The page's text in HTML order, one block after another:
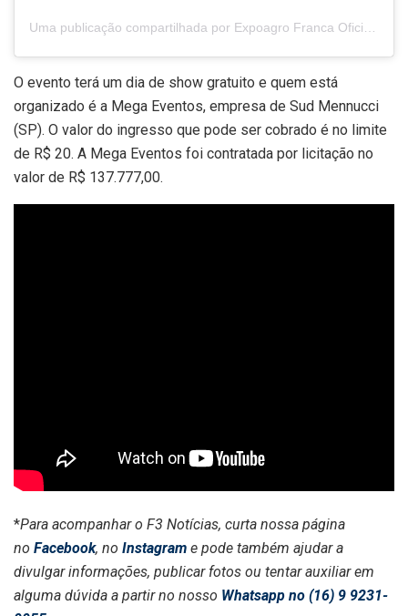
O evento terá um dia de show gratuito e quem está
organizado é a Mega Eventos, empresa de Sud Mennucci
(SP). O valor do ingresso que pode ser cobrado é no limite
de R$ 20. A Mega Eventos foi contratada por licitação no
valor de R$ 137.777,00.
*Para acompanhar o F3 Notícias, curta nossa página
no Facebook, no Instagram e pode também ajudar a
divulgar informações, publicar fotos ou tentar auxiliar em
alguma dúvida a partir no nosso Whatsapp no (16) 9 9231-